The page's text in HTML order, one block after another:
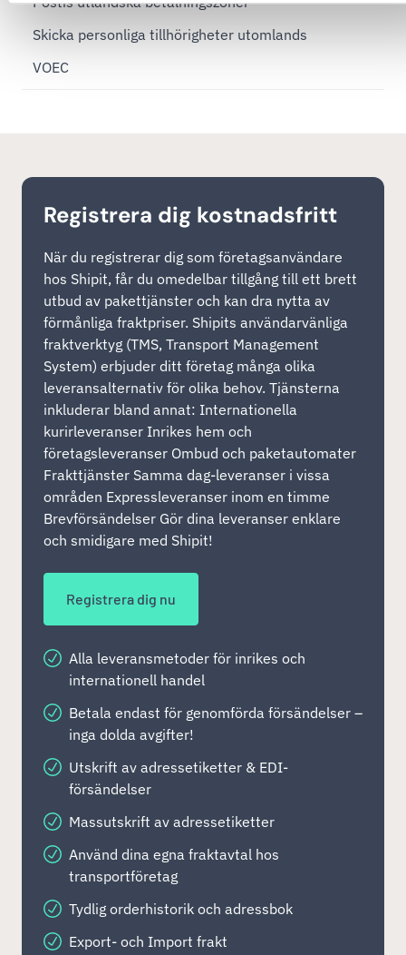
Skicka personliga tillhörigheter utomlands
VOEC
Registrera dig kostnadsfritt
När du registrerar dig som företagsanvändare
hos Shipit, får du omedelbar tillgång till ett brett
utbud av pakettjänster och kan dra nytta av
förmånliga fraktpriser. Shipits användarvänliga
fraktverktyg (TMS, Transport Management
System) erbjuder ditt företag många olika
leveransalternativ för olika behov. Tjänsterna
inkluderar bland annat: Internationella
kurirleveranser Inrikes hem och
företagsleveranser Ombud och paketautomater
Frakttjänster Samma dag-leveranser i vissa
områden Expressleveranser inom en timme
Brevförsändelser Gör dina leveranser enklare
och smidigare med Shipit!
Registrera dig nu
Alla leveransmetoder för inrikes och
internationell handel
Betala endast för genomförda försändelser –
inga dolda avgifter!
Utskrift av adressetiketter & EDI-
försändelser
Massutskrift av adressetiketter
Använd dina egna fraktavtal hos
transportföretag
Tydlig orderhistorik och adressbok
Export- och Import frakt